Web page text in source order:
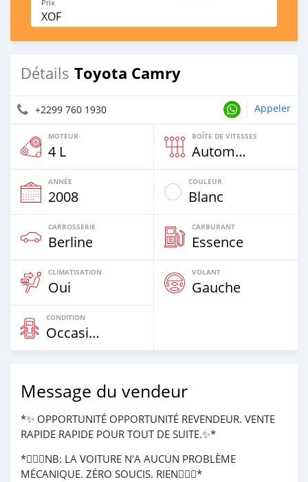
Prix
XOF
Détails Toyota Camry
+2299 760 1930 Appeler
MOTEUR
4 L
BOÎTE DE VITESSES
Automatique
ANNÉE
2008
COULEUR
Blanc
CARROSSERIE
Berline
CARBURANT
Essence
CLIMATISATION
Oui
VOLANT
Gauche
CONDITION
Occasion
Message du vendeur
*✨ OPPORTUNITÉ OPPORTUNITÉ REVENDEUR. VENTE
RAPIDE RAPIDE POUR TOUT DE SUITE.✨*
*🧏🏾‍♂️NB: LA VOITURE N'A AUCUN PROBLÈME
MÉCANIQUE. ZÉRO SOUCIS. RIEN🧏🏾‍♂️*